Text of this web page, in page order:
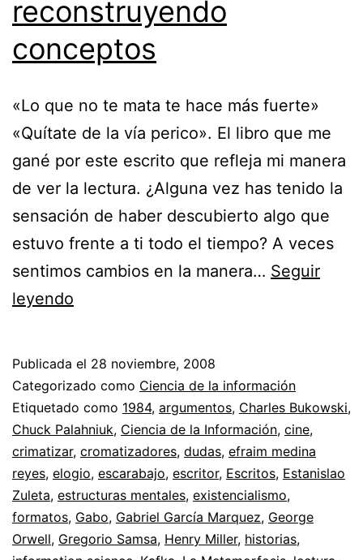
reconstruyendo
conceptos
«Lo que no te mata te hace más fuerte»
«Quítate de la vía perico». El libro que me
gané por este escrito que refleja mi manera
de ver la lectura. ¿Alguna vez has tenido la
sensación de haber descubierto algo que
estuvo frente a ti todo el tiempo? A veces
sentimos cambios en la manera… Seguir
leyendo
conceptos
Publicada el 28 noviembre, 2008
Categorizado como Ciencia de la información
Etiquetado como 1984, argumentos, Charles Bukowski,
Chuck Palahniuk, Ciencia de la Información, cine,
crimatizar, cromatizadores, dudas, efraim medina
reyes, elogio, escarabajo, escritor, Escritos, Estanislao
Zuleta, estructuras mentales, existencialismo,
formatos, Gabo, Gabriel García Marquez, George
Orwell, Gregorio Samsa, Henry Miller, historias,